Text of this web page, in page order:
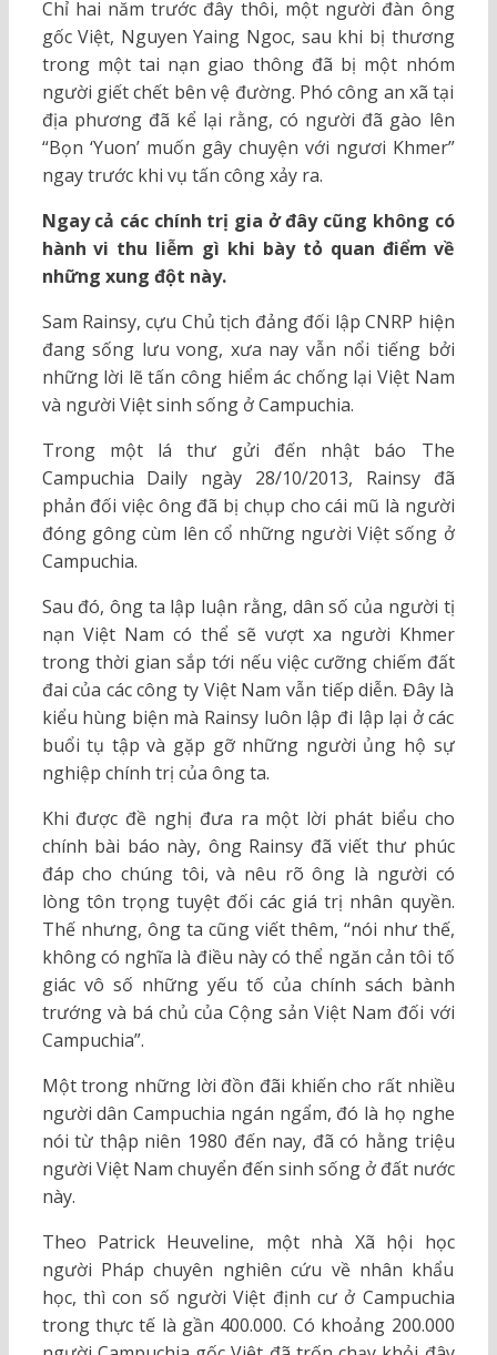
Chỉ hai năm trước đây thôi, một người đàn ông
gốc Việt, Nguyen Yaing Ngoc, sau khi bị thương
trong một tai nạn giao thông đã bị một nhóm
người giết chết bên vệ đường. Phó công an xã tại
địa phương đã kể lại rằng, có người đã gào lên
“Bọn ‘Yuon’ muốn gây chuyện với ngươi Khmer”
ngay trước khi vụ tấn công xảy ra.
Ngay cả các chính trị gia ở đây cũng không có
hành vi thu liễm gì khi bày tỏ quan điểm về
những xung đột này.
Sam Rainsy, cựu Chủ tịch đảng đối lập CNRP hiện
đang sống lưu vong, xưa nay vẫn nổi tiếng bởi
những lời lẽ tấn công hiểm ác chống lại Việt Nam
và người Việt sinh sống ở Campuchia.
Trong một lá thư gửi đến nhật báo The
Campuchia Daily ngày 28/10/2013, Rainsy đã
phản đối việc ông đã bị chụp cho cái mũ là người
đóng gông cùm lên cổ những người Việt sống ở
Campuchia.
Sau đó, ông ta lập luận rằng, dân số của người tị
nạn Việt Nam có thể sẽ vượt xa người Khmer
trong thời gian sắp tới nếu việc cưỡng chiếm đất
đai của các công ty Việt Nam vẫn tiếp diễn. Đây là
kiểu hùng biện mà Rainsy luôn lập đi lập lại ở các
buổi tụ tập và gặp gỡ những người ủng hộ sự
nghiệp chính trị của ông ta.
Khi được đề nghị đưa ra một lời phát biểu cho
chính bài báo này, ông Rainsy đã viết thư phúc
đáp cho chúng tôi, và nêu rõ ông là người có
lòng tôn trọng tuyệt đối các giá trị nhân quyền.
Thế nhưng, ông ta cũng viết thêm, “nói như thế,
không có nghĩa là điều này có thể ngăn cản tôi tố
giác vô số những yếu tố của chính sách bành
trướng và bá chủ của Cộng sản Việt Nam đối với
Campuchia”.
Một trong những lời đồn đãi khiến cho rất nhiều
người dân Campuchia ngán ngẩm, đó là họ nghe
nói từ thập niên 1980 đến nay, đã có hằng triệu
người Việt Nam chuyển đến sinh sống ở đất nước
này.
Theo Patrick Heuveline, một nhà Xã hội học
người Pháp chuyên nghiên cứu về nhân khẩu
học, thì con số người Việt định cư ở Campuchia
trong thực tế là gần 400.000. Có khoảng 200.000